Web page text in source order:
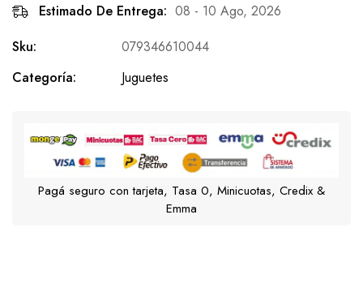
Estimado De Entrega: 08 - 10 Ago, 2026
Sku:
079346610044
Categoría:
Juguetes
Pagá seguro con tarjeta, Tasa 0, Minicuotas, Credix &
Emma